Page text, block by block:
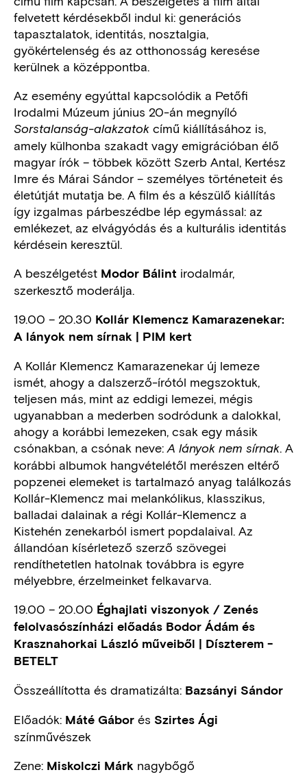
felvetett kérdésekből indul ki: generációs
tapasztalatok, identitás, nosztalgia,
gyökértelenség és az otthonosság keresése
kerülnek a középpontba.
Az esemény egyúttal kapcsolódik a Petőfi
Irodalmi Múzeum június 20-án megnyíló
Sorstalanság-alakzatok című kiállításához is,
amely külhonba szakadt vagy emigrációban élő
magyar írók – többek között Szerb Antal, Kertész
Imre és Márai Sándor – személyes történeteit és
életútját mutatja be. A film és a készülő kiállítás
így izgalmas párbeszédbe lép egymással: az
emlékezet, az elvágyódás és a kulturális identitás
kérdésein keresztül.
A beszélgetést Modor Bálint irodalmár,
szerkesztő moderálja.
19.00 – 20.30 Kollár Klemencz Kamarazenekar:
A lányok nem sírnak | PIM kert
A Kollár Klemencz Kamarazenekar új lemeze
ismét, ahogy a dalszerző-írótól megszoktuk,
teljesen más, mint az eddigi lemezei, mégis
ugyanabban a mederben sodródunk a dalokkal,
ahogy a korábbi lemezeken, csak egy másik
csónakban, a csónak neve: A lányok nem sírnak. A
korábbi albumok hangvételétől merészen eltérő
popzenei elemeket is tartalmazó anyag találkozás
Kollár-Klemencz mai melankólikus, klasszikus,
balladai dalainak a régi Kollár-Klemencz a
Kistehén zenekarból ismert popdalaival. Az
állandóan kísérletező szerző szövegei
rendíthetetlen hatolnak továbbra is egyre
mélyebbre, érzelmeinket felkavarva.
19.00 – 20.00 Éghajlati viszonyok / Zenés
felolvasószínházi előadás Bodor Ádám és
Krasznahorkai László műveiből | Díszterem -
BETELT
Összeállította és dramatizálta: Bazsányi Sándor
Előadók: Máté Gábor és Szirtes Ági
színművészek
Zene: Miskolczi Márk nagybőgő